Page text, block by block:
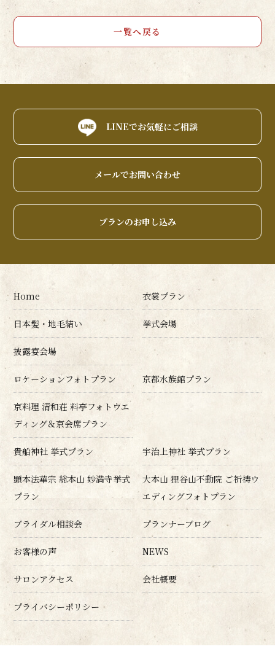
一覧へ戻る
LINEでお気軽にご相談
メールでお問い合わせ
プランのお申し込み
Home 衣裳プラン
日本髪・地毛結い 挙式会場
披露宴会場
ロケーションフォトプラン 京都水族館プラン
京料理 清和荘 料亭フォトウエ
ディング＆京会席プラン
貴船神社 挙式プラン 宇治上神社 挙式プラン
顕本法華宗 総本山 妙満寺挙式
プラン
大本山 狸谷山不動院 ご祈祷ウ
エディングフォトプラン
ブライダル相談会 プランナーブログ
お客様の声 NEWS
サロンアクセス 会社概要
プライバシーポリシー